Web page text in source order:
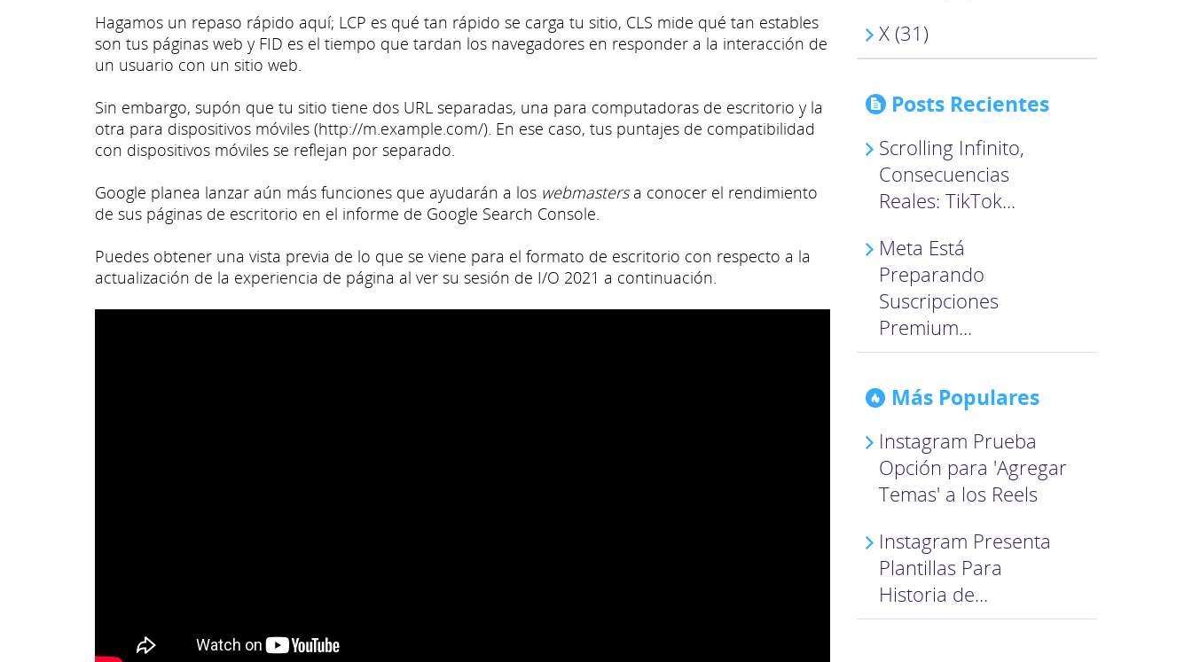
Hagamos un repaso rápido aquí; LCP es qué tan rápido se carga tu sitio, CLS mide qué tan estables
son tus páginas web y FID es el tiempo que tardan los navegadores en responder a la interacción de
un usuario con un sitio web.
Sin embargo, supón que tu sitio tiene dos URL separadas, una para computadoras de escritorio y la
otra para dispositivos móviles (http://m.example.com/). En ese caso, tus puntajes de compatibilidad
con dispositivos móviles se reflejan por separado.
Google planea lanzar aún más funciones que ayudarán a los webmastersa conocer el rendimiento
de sus páginas de escritorio en el informe de Google Search Console.
Puedes obtener una vista previa de lo que se viene para el formato de escritorio con respecto a la
actualización de la experiencia de página al ver su sesión de I/O 2021 a continuación.
X (31)
Posts Recientes
Scrolling Infinito,
Consecuencias
Reales: TikTok...
Meta Está
Preparando
Suscripciones
Premium...
Más Populares
Instagram Prueba
Opción para 'Agregar
Temas' a los Reels
Instagram Presenta
Plantillas Para
Historia de...